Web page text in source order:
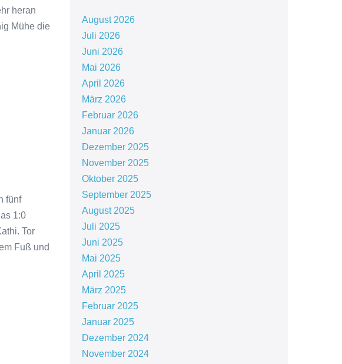
heran
Mühe die
fünf
1:0
Tor
Fuß und
August 2026
Juli 2026
Juni 2026
Mai 2026
April 2026
März 2026
Februar 2026
Januar 2026
Dezember 2025
November 2025
Oktober 2025
September 2025
August 2025
Juli 2025
Juni 2025
Mai 2025
April 2025
März 2025
Februar 2025
Januar 2025
Dezember 2024
November 2024